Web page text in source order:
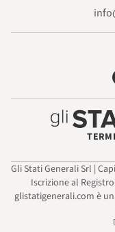
Gli Stati Generali Srl |
Iscrizione al
glistatigenerali.com è